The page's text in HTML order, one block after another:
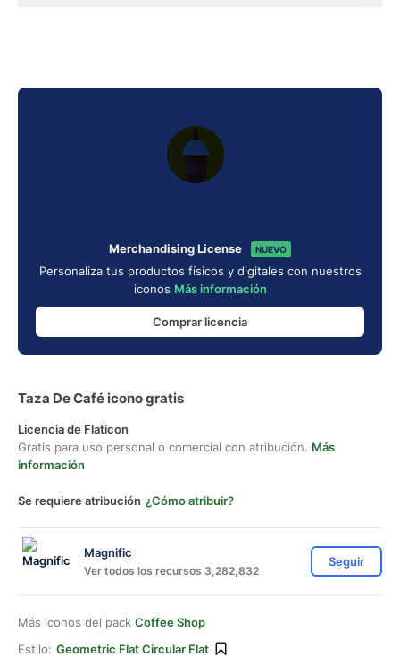
Merchandising License NUEVO
Personaliza tus productos físicos y digitales con nuestros
iconos Más información
Comprar licencia
Taza De Café icono gratis
Licencia de Flaticon
Gratis para uso personal o comercial con atribución. Más
información
Se requiere atribución ¿Cómo atribuir?
Magnific
Ver todos los recursos 3,282,832
Seguir
Más iconos del pack Coffee Shop
Estilo: Geometric Flat Circular Flat